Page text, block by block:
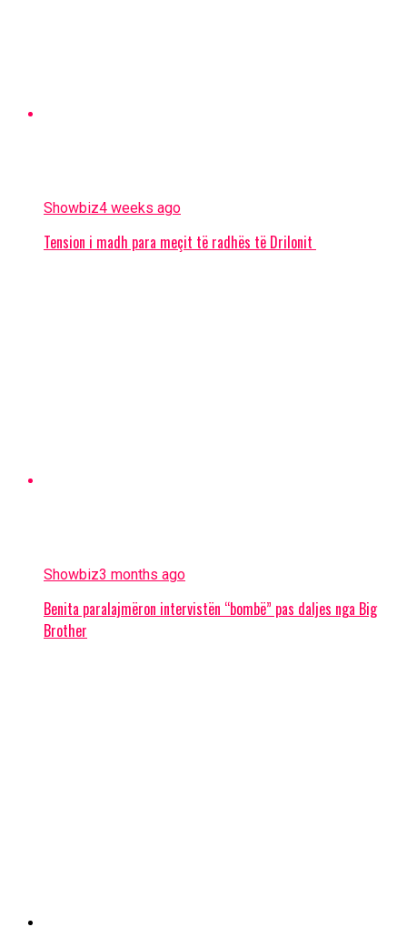
Showbiz4 weeks ago
Tension i madh para meçit të radhës të Drilonit
Showbiz3 months ago
Benita paralajmëron intervistën “bombë” pas daljes nga Big
Brother